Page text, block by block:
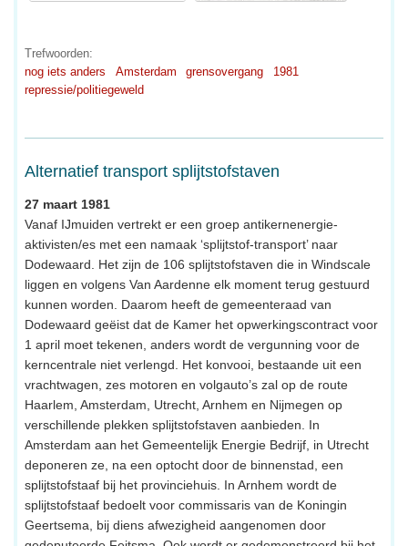
Trefwoorden:
nog iets anders
Amsterdam grensovergang
1981
repressie/politiegeweld
Alternatief transport splijtstofstaven
27 maart 1981
Vanaf IJmuiden vertrekt er een groep antikernenergie-
aktivisten/es met een namaak ‘splijtstof-transport’ naar
Dodewaard. Het zijn de 106 splijtstofstaven die in Windscale
liggen en volgens Van Aardenne elk moment terug gestuurd
kunnen worden. Daarom heeft de gemeenteraad van
Dodewaard geëist dat de Kamer het opwerkingscontract voor
1 april moet tekenen, anders wordt de vergunning voor de
kerncentrale niet verlengd. Het konvooi, bestaande uit een
vrachtwagen, zes motoren en volgauto’s zal op de route
Haarlem, Amsterdam, Utrecht, Arnhem en Nijmegen op
verschillende plekken splijtstofstaven aanbieden. In
Amsterdam aan het Gemeentelijk Energie Bedrijf, in Utrecht
deponeren ze, na een optocht door de binnenstad, een
splijtstofstaaf bij het provinciehuis. In Arnhem wordt de
splijtstofstaaf bedoelt voor commissaris van de Koningin
Geertsema, bij diens afwezigheid aangenomen door